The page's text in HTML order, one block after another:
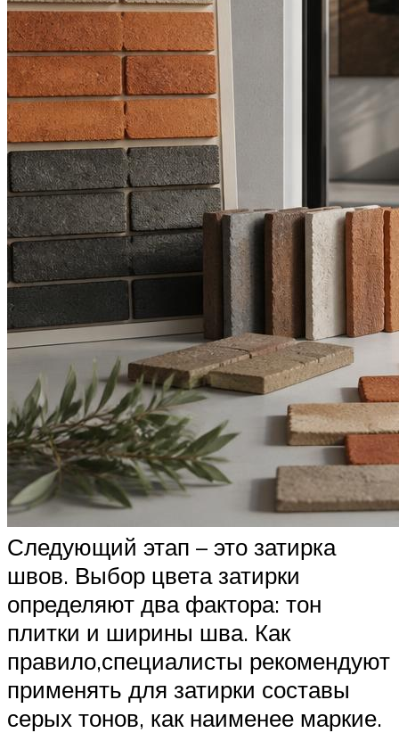
Следующий этап – это затирка
швов. Выбор цвета затирки
определяют два фактора: тон
плитки и ширины шва. Как
правило,специалисты рекомендуют
применять для затирки составы
серых тонов, как наименее маркие.